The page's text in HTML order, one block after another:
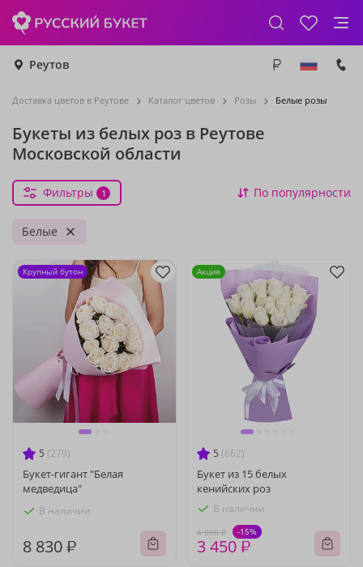
Реутов
Доставка цветов в Реутове Каталог цветов Розы Белые розы
Букеты из белых роз в Реутове
Московской области
Фильтры 1 По популярности
Белые
5 (279)
Букет-гигант "Белая
медведица"
В наличии
8 830 ₽
Крупный бутон
5 (662)
Букет из 15 белых
кенийских роз
В наличии
4 060 ₽ -15%
3 450 ₽
Акция